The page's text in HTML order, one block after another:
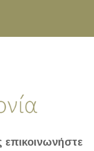
επικοινωνήστε